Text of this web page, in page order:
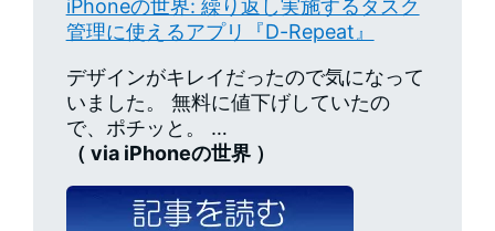
iPhoneの世界: 繰り返し実施するタスク
管理に使えるアプリ『D-Repeat』
デザインがキレイだったので気になって
いました。 無料に値下げしていたの
で、ポチッと。 …
（ via iPhoneの世界 ）